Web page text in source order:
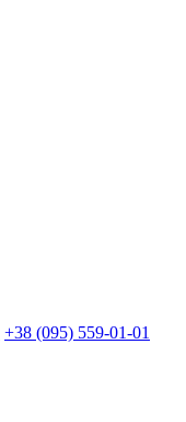
+38 (095) 559-01-01